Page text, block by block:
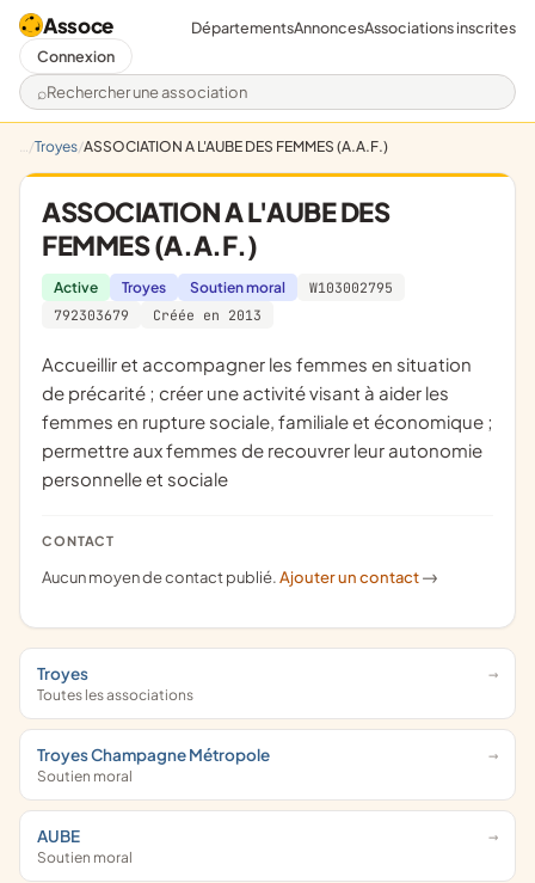
Assoce
Rechercher une association
DépartementsAnnoncesAssociations inscrites
Connexion
Troyes ASSOCIATION A L'AUBE DES FEMMES (A.A.F.)
ASSOCIATION A L'AUBE DES
FEMMES (A.A.F.)
Active Troyes Soutien moral
W103002795
792303679
Créée en 2013
accueillir et accompagner les femmes en situation
de précarité ; créer une activité visant à aider les
femmes en rupture sociale, familiale et économique ;
permettre aux femmes de recouvrer leur autonomie
personnelle et sociale
CONTACT
Aucun moyen de contact publié.Ajouter un contact ->
Troyes
Toutes les associations
Troyes Champagne Métropole
Soutien moral
AUBE
Soutien moral